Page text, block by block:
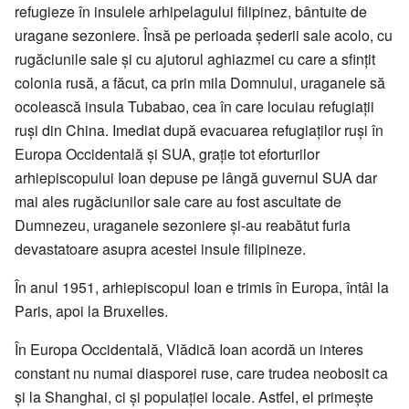
refugieze în insulele arhipelagului filipinez, bântuite de
uragane sezoniere. Însă pe perioada șederii sale acolo, cu
rugăciunile sale și cu ajutorul aghiazmei cu care a sfințit
colonia rusă, a făcut, ca prin mila Domnului, uraganele să
ocolească insula Tubabao, cea în care locuiau refugiații
ruși din China. Imediat după evacuarea refugiaților ruși în
Europa Occidentală și SUA, grație tot eforturilor
arhiepiscopului Ioan depuse pe lângă guvernul SUA dar
mai ales rugăciunilor sale care au fost ascultate de
Dumnezeu, uraganele sezoniere și-au reabătut furia
devastatoare asupra acestei insule filipineze.
În anul 1951, arhiepiscopul Ioan e trimis în Europa, întâi la
Paris, apoi la Bruxelles.
În Europa Occidentală, Vlădică Ioan acordă un interes
constant nu numai diasporei ruse, care trudea neobosit ca
și la Shanghai, ci și populației locale. Astfel, el primește